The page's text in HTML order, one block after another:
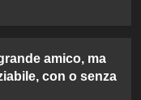
amico, ma
con o senza